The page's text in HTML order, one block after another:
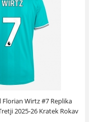
Wirtz #7 Replika
2025-26 Kratek Rokav